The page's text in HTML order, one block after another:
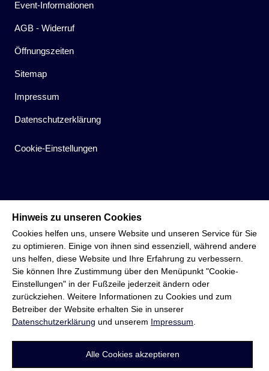
Event-Informationen
AGB - Widerruf
Öffnungszeiten
Sitemap
Impressum
Datenschutzerklärung
Cookie-Einstellungen
Hinweis zu unseren Cookies
Cookies helfen uns, unsere Website und unseren Service für Sie
zu optimieren. Einige von ihnen sind essenziell, während andere
uns helfen, diese Website und Ihre Erfahrung zu verbessern.
Sie können Ihre Zustimmung über den Menüpunkt "Cookie-
Einstellungen" in der Fußzeile jederzeit ändern oder
zurückziehen. Weitere Informationen zu Cookies und zum
Betreiber der Website erhalten Sie in unserer
Datenschutzerklärung und unserem Impressum
Alle Cookies akzeptieren